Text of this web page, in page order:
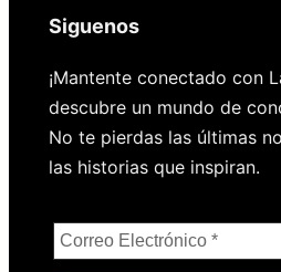
Siguenos
¡Mantente conectado con
descubre un mundo de
No te pierdas las últimas
las historias que inspiran.